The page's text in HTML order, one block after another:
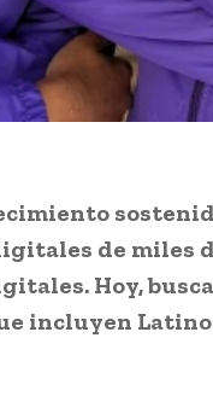
de miles
Hoy,
incluyen